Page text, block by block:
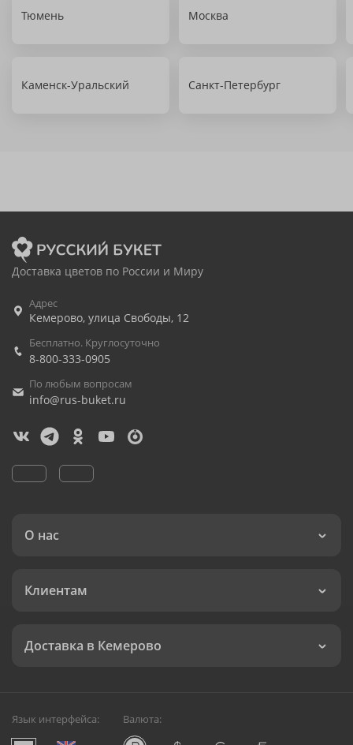
Тюмень Москва
Каменск-Уральский Санкт-Петербург
Доставка цветов по России и Миру
Адрес
Кемерово, улица Свободы, 12
Бесплатно. Круглосуточно
8-800-333-0905
По любым вопросам
info@rus-buket.ru
О нас
Клиентам
Доставка в Кемерово
Язык интерфейса: Валюта: